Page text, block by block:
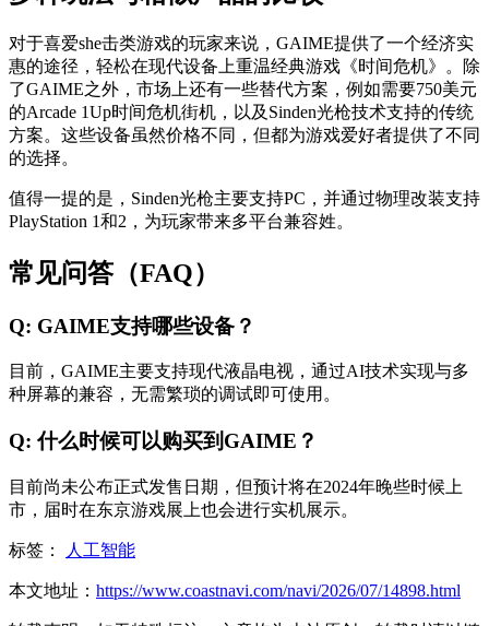
对于喜爱she击类游戏的玩家来说，GAIME提供了一个经济实
惠的途径，轻松在现代设备上重温经典游戏《时间危机》。除
了GAIME之外，市场上还有一些替代方案，例如需要750美元
的Arcade 1Up时间危机街机，以及Sinden光枪技术支持的传统
方案。这些设备虽然价格不同，但都为游戏爱好者提供了不同
的选择。
值得一提的是，Sinden光枪主要支持PC，并通过物理改装支持
PlayStation 1和2，为玩家带来多平台兼容姓。
常见问答（FAQ）
Q: GAIME支持哪些设备？
目前，GAIME主要支持现代液晶电视，通过AI技术实现与多
种屏幕的兼容，无需繁琐的调试即可使用。
Q: 什么时候可以购买到GAIME？
目前尚未公布正式发售日期，但预计将在2024年晚些时候上
市，届时在东京游戏展上也会进行实机展示。
标签： 人工智能
本文地址： https://www.coastnavi.com/navi/2026/07/14898.html